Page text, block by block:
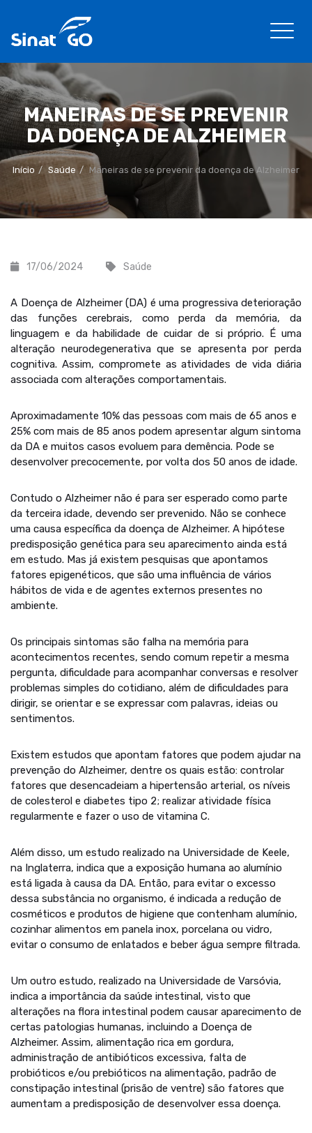
MANEIRAS DE SE PREVENIR
DA DOENÇA DE ALZHEIMER
Início Saúde Maneiras de se prevenir da doença de Alzheimer
17/06/2024 Saúde
A Doença de Alzheimer (DA) é uma progressiva deterioração
das funções cerebrais, como perda da memória, da
linguagem e da habilidade de cuidar de si próprio. É uma
alteração neurodegenerativa que se apresenta por perda
cognitiva. Assim, compromete as atividades de vida diária
associada com alterações comportamentais.
Aproximadamente 10% das pessoas com mais de 65 anos e
25% com mais de 85 anos podem apresentar algum sintoma
da DA e muitos casos evoluem para demência. Pode se
desenvolver precocemente, por volta dos 50 anos de idade.
Contudo o Alzheimer não é para ser esperado como parte
da terceira idade, devendo ser prevenido. Não se conhece
uma causa específica da doença de Alzheimer. A hipótese
predisposição genética para seu aparecimento ainda está
em estudo. Mas já existem pesquisas que apontamos
fatores epigenéticos, que são uma influência de vários
hábitos de vida e de agentes externos presentes no
ambiente.
Os principais sintomas são falha na memória para
acontecimentos recentes, sendo comum repetir a mesma
pergunta, dificuldade para acompanhar conversas e resolver
problemas simples do cotidiano, além de dificuldades para
dirigir, se orientar e se expressar com palavras, ideias ou
sentimentos.
Existem estudos que apontam fatores que podem ajudar na
prevenção do Alzheimer, dentre os quais estão: controlar
fatores que desencadeiam a hipertensão arterial, os níveis
de colesterol e diabetes tipo 2; realizar atividade física
regularmente e fazer o uso de vitamina C.
Além disso, um estudo realizado na Universidade de Keele,
na Inglaterra, indica que a exposição humana ao alumínio
está ligada à causa da DA. Então, para evitar o excesso
dessa substância no organismo, é indicada a redução de
cosméticos e produtos de higiene que contenham alumínio,
cozinhar alimentos em panela inox, porcelana ou vidro,
evitar o consumo de enlatados e beber água sempre filtrada.
Um outro estudo, realizado na Universidade de Varsóvia,
indica a importância da saúde intestinal, visto que
alterações na flora intestinal podem causar aparecimento de
certas patologias humanas, incluindo a Doença de
Alzheimer. Assim, alimentação rica em gordura,
administração de antibióticos excessiva, falta de
probióticos e/ou prebióticos na alimentação, padrão de
constipação intestinal (prisão de ventre) são fatores que
aumentam a predisposição de desenvolver essa doença.